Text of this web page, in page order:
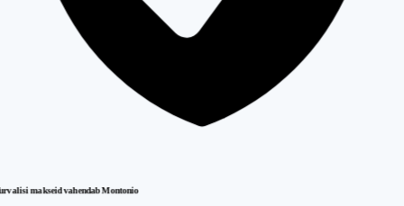
makseid vahendab Montonio